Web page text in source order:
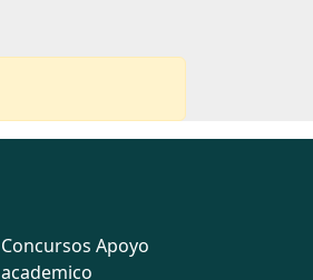
Concursos Apoyo
academico